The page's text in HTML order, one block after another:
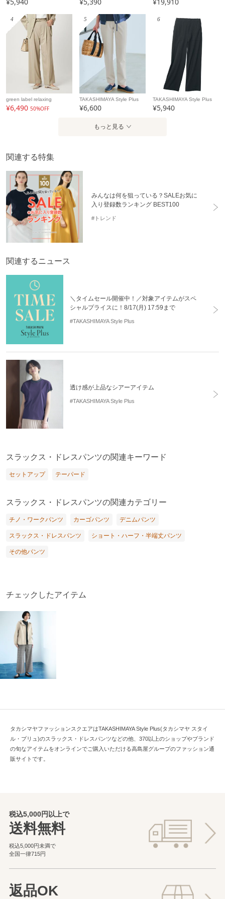
4
green label relaxing
¥6,490 50%OFF
5
TAKASHIMAYA Style Plus
¥6,600
6
TAKASHIMAYA Style Plus
¥5,940
もっと見る
関連する特集
みんなは何を狙っている？SALEお気に
入り登録数ランキング BEST100
#トレンド
関連するニュース
＼タイムセール開催中！／対象アイテムがスペ
シャルプライスに！8/17(月) 17:59まで
#TAKASHIMAYA Style Plus
透け感が上品なシアーアイテム
#TAKASHIMAYA Style Plus
スラックス・ドレスパンツの関連キーワード
セットアップ テーパード
スラックス・ドレスパンツの関連カテゴリー
チノ・ワークパンツ カーゴパンツ デニムパンツ
スラックス・ドレスパンツ ショート・ハーフ・半端丈パンツ
その他パンツ
チェックしたアイテム
タカシマヤファッションスクエアはTAKASHIMAYA Style Plus(タカシマヤ スタイ
ル・プリュ)のスラックス・ドレスパンツなどの他、370以上のショップやブランド
の旬なアイテムをオンラインでご購入いただける高島屋グループのファッション通
販サイトです。
税込5,000円以上で
送料無料
税込5,000円未満で
全国一律715円
返品OK